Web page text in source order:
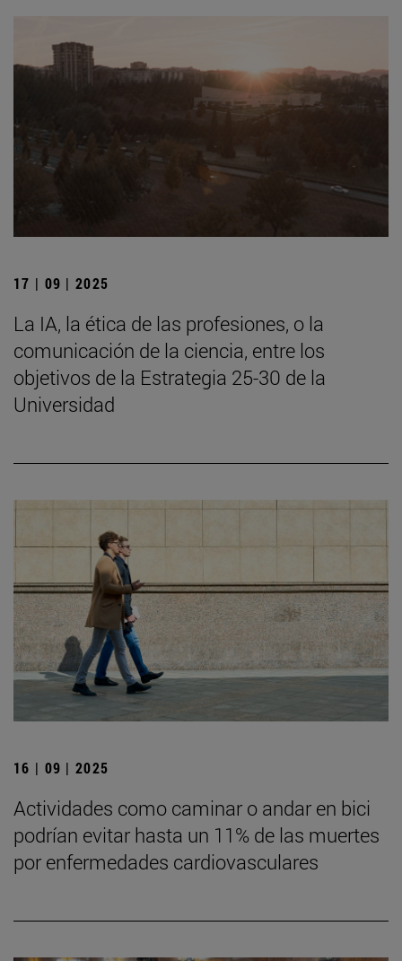
17 | 09 | 2025
La IA, la ética de las profesiones, o la
comunicación de la ciencia, entre los
objetivos de la Estrategia 25-30 de la
Universidad
16 | 09 | 2025
Actividades como caminar o andar en bici
podrían evitar hasta un 11% de las muertes
por enfermedades cardiovasculares